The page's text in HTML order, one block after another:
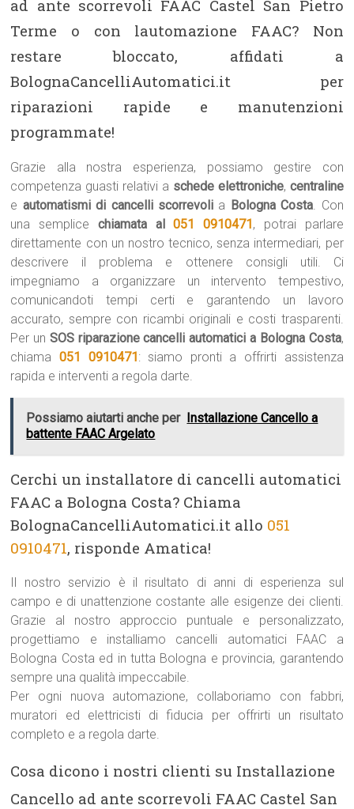
ad ante scorrevoli FAAC Castel San Pietro
Terme o con lautomazione FAAC? Non
restare bloccato, affidati a
BolognaCancelliAutomatici.it per
riparazioni rapide e manutenzioni
programmate!
Grazie alla nostra esperienza, possiamo gestire con
competenza guasti relativi a schede elettroniche, centraline
e automatismi di cancelli scorrevoli a Bologna Costa. Con
una semplice chiamata al051 0910471, potrai parlare
direttamente con un nostro tecnico, senza intermediari, per
descrivere il problema e ottenere consigli utili. Ci
impegniamo a organizzare un intervento tempestivo,
comunicandoti tempi certi e garantendo un lavoro
accurato, sempre con ricambi originali e costi trasparenti.
Per un SOS riparazione cancelli automatici a Bologna Costa,
chiama051 0910471: siamo pronti a offrirti assistenza
rapida e interventi a regola darte.
Possiamo aiutarti anche per Installazione Cancello a
battente FAAC Argelato
Cerchi un installatore di cancelli automatici
FAAC a Bologna Costa? Chiama
BolognaCancelliAutomatici.it allo 051
0910471, risponde Amatica!
Il nostro servizio è il risultato di anni di esperienza sul
campo e di unattenzione costante alle esigenze dei clienti.
Grazie al nostro approccio puntuale e personalizzato,
progettiamo e installiamo cancelli automatici FAAC a
Bologna Costa ed in tutta Bologna e provincia, garantendo
sempre una qualità impeccabile.
Per ogni nuova automazione, collaboriamo con fabbri,
muratori ed elettricisti di fiducia per offrirti un risultato
completo e a regola darte.
Cosa dicono i nostri clienti su Installazione
Cancello ad ante scorrevoli FAAC Castel San